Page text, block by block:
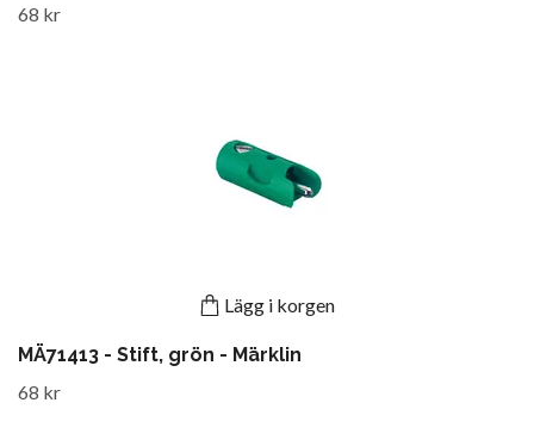
68 kr
Lägg i korgen
MÄ71413 - Stift, grön - Märklin
68 kr